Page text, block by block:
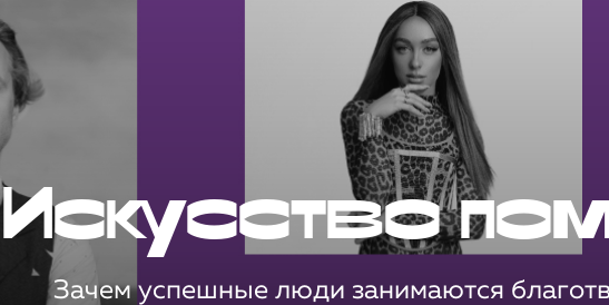
Искусство
Зачем успешные люди занимаются